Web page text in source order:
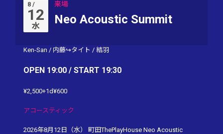
8 /
12
水
来場
Neo Acoustic Summit
Ken-San / 内藤↪︎タイト / 結羽
OPEN 19:00 / START 19:30
¥2,500+1d¥600
アコースティック
2026年8月12日（水） 町田ThePlayHouse Neo Acoustic